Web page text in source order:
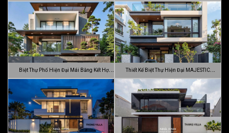
Đ…
Biệt Thự Phố Hiện Đại Mái Bằng Kết Hợp Thiết Kế Biệt Thự Hiện Đại MAJESTIC
MODE…